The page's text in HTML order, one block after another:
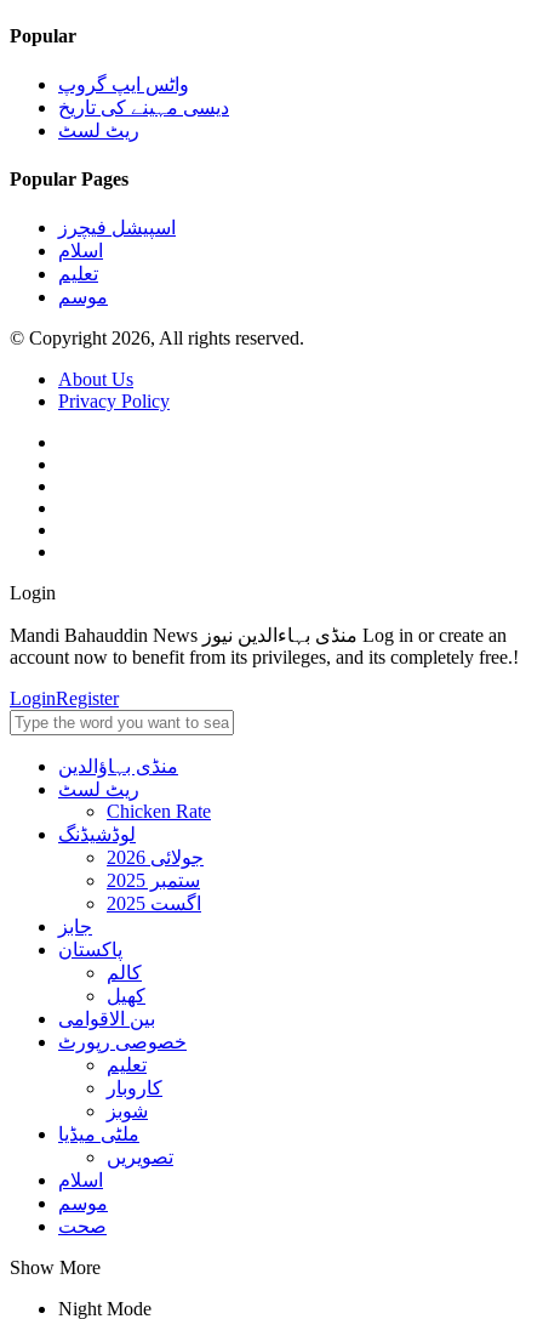
Popular
واٹس ایپ گروپ
دیسی مہینے کی تاریخ
ریٹ لسٹ
Popular Pages
اسپیشل فیچرز
اسلام
تعلیم
موسم
© Copyright 2026, All rights reserved.
About Us
Privacy Policy
Login
Mandi Bahauddin News منڈی بہاءالدین نیوز Log in or create an
account now to benefit from its privileges, and its completely free.!
LoginRegister
منڈی بہاؤالدین
ریٹ لسٹ
Chicken Rate
لوڈشیڈنگ
جولائی 2026
ستمبر 2025
اگست 2025
جابز
پاکستان
کالم
کھیل
بین الاقوامی
خصوصی رپورٹ
تعلیم
کاروبار
شوبز
ملٹی میڈیا
تصویریں
اسلام
موسم
صحت
Show More
Night Mode